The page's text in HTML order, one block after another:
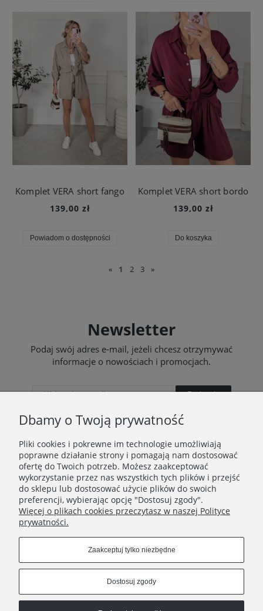
Komplet VERA short fango
139,00 zł
Powiadom o dostępności
Komplet VERA short bordo
139,00 zł
Do koszyka
« 1 2 3 »
Newsletter
Podaj swój adres e-mail, jeżeli chcesz otrzymywać
informacje o nowościach i promocjach.
Zapisz się
STOPKA
Ustawienia plików cookies
O nas
Regulamin
Dostawa
Dbamy o Twoją prywatność
Pliki cookies i pokrewne im technologie umożliwiają
poprawne działanie strony i pomagają nam dostosować
ofertę do Twoich potrzeb. Możesz zaakceptować
wykorzystanie przez nas wszystkich tych plików i przejść
do sklepu lub dostosować użycie plików do swoich
preferencji, wybierając opcję "Dostosuj zgody".
Więcej o plikach cookies przeczytasz w naszej Polityce
prywatności.
Zaakceptuj tylko niezbędne
Dostosuj zgody